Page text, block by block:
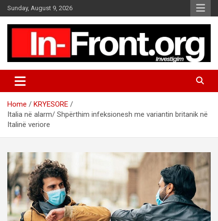
k
Sunday, August 9, 2026
Home
KRYESORE
Italia në alarm/ Shpërthim infeksionesh me variantin britanik në
Italinë veriore